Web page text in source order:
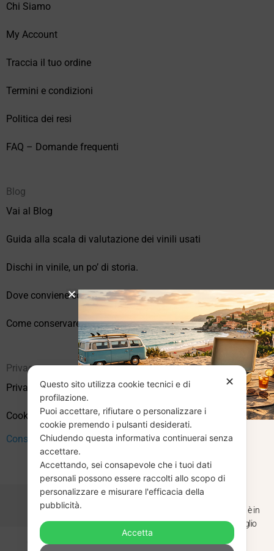
Chi Siamo
My Account
Traccia il tuo ordine
Termini e condizioni
Politica dei resi
FAQ – Domande frequenti
Blog
Vai al Blog
Guida alla scala di valutazione dei vinili usati
Dischi in vinile, un po’ di storia.
Dove conviene comprare vinili online?
Come conservare correttamente i vinili usati
Privacy
Privacy Policy
Cookie Policy (UE)
Consenso
Copyright © 2026 Vendita Vinili Usati | P.IVA 12240940960
✕
Questo sito utilizza cookie tecnici e di
profilazione.
Puoi accettare, rifiutare o personalizzare i
cookie premendo i pulsanti desiderati.
Chiudendo questa informativa continuerai senza
accettare.
Accettando, sei consapevole che i tuoi dati
personali possono essere raccolti allo scopo di
personalizzare e misurare l'efficacia della
pubblicità.
Accetta
CHIUSURA
ESTIVA
Dal 29 luglio al 31 agosto venditaviniliusati.it è in
pausa estiva. Gli ordini ricevuti entro il 29 luglio
saranno spediti regolarmente.